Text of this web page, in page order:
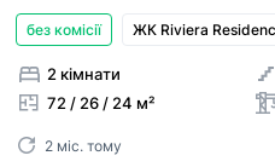
без комісії ЖК Riviera
2 кімнати
72 / 26 / 24 м²
2 міс. тому